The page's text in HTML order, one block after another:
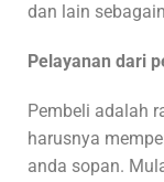
dan lain
Pelayanan dari
Pembeli adalah
harusnya
anda sopan.